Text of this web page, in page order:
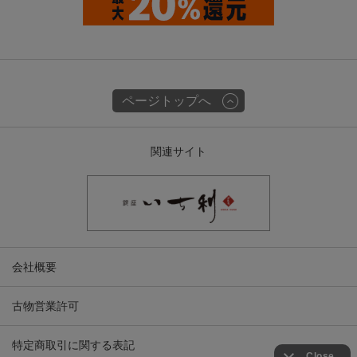
ページトップへ
関連サイト
会社概要
古物営業許可
特定商取引に関する表記